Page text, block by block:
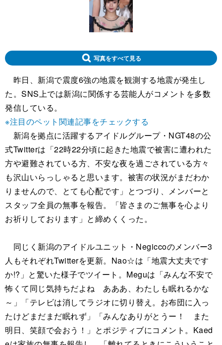
写真をすべて見る
昨日、新潟で震度6強の地震を観測する地震が発生し
た。SNS上では新潟に関係する芸能人がコメントを多数
発信している。
※注目のペット関連記事をチェックする
新潟を拠点に活躍するアイドルグループ・NGT48の公
式Twitterは「22時22分頃に起きた地震で被害に遭われた
方や避難されている方、不安な夜を過ごされている方々
も沢山いらっしゃると思います。被害の状況がまだわか
りませんので、とても心配です」とつづり、メンバーと
スタッフ全員の無事を報告。「皆さまのご無事を心より
お祈りしております」と締めくくった。
同じく新潟のアイドルユニット・Negiccoのメンバー3
人もそれぞれTwitterを更新。Nao☆は「地震大丈夫です
か!?」と驚いた様子でツイート。Meguは「みんな不安で
怖くて同じ気持ちだよね あああ、わたしも眠れるかな
～」「テレビは消してラジオに切り替え。お布団に入っ
たけどまだまだ眠れず」「みんなありがとうー！ また
明日、笑顔で会おう！」とポジティブにコメント。Kaed